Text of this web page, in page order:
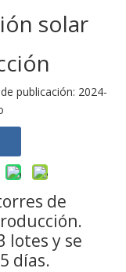
solar
publicación: 2024-
de
lotes y se
días.